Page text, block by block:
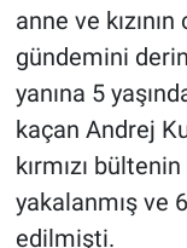
anne ve
gündemini
yanına 5
kaçan Andrej
kırmızı
yakalanmış ve
edilmişti.